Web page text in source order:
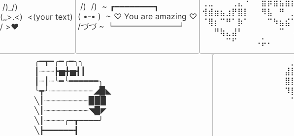
/)_/)
(,,>.<)  <(your text)
/ >❤️
/)  /)  ~ ┏━━━━━━━━┓
( •-• )  ~ ♡ You are amazing ♡
/づづ ~ ┗━━━━━━━━┛
╭━┳━╭━╭━╮╮
┃┈┈┈┣▅╋▅┫┃
┃┈┃┈╰━╰━━━━━━╮
╰┳╯┈┈┈┈┈┈┈┈┈◢▉◣
╲┃┈┈┈┈┈┈┈┈┈▉▉▉
╲┃┈┈┈┈┈┈┈┈┈◥▉◤
╲┃┈┈┈┈╭━┳━━━━╯
╲┣━━━━━━┫﻿